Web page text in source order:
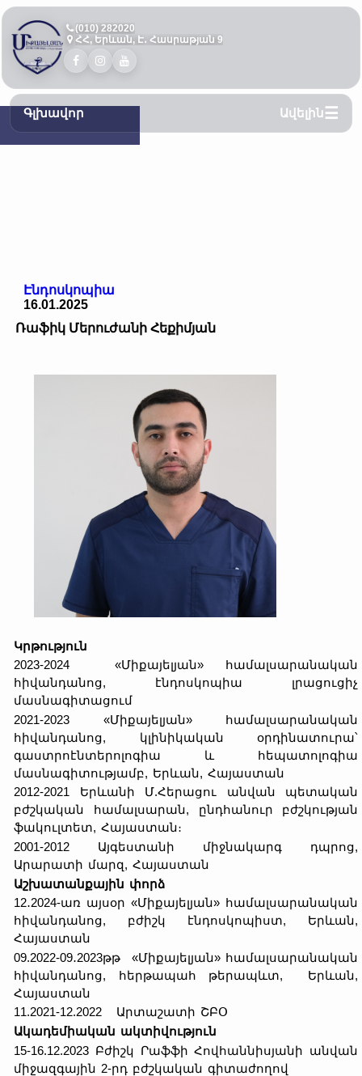
(010) 282020
ՀՀ, Երևան, Է․ Հասրաթյան 9
Գլխավոր Ավելին
Էնդոսկոպիա
16.01.2025
Ռաֆիկ Մերուժանի Հեքիմյան
Կրթություն
2023-2024 «Միքայելյան» համալսարանական
հիվանդանոց, էնդոսկոպիա լրացուցիչ
մասնագիտացում
2021-2023 «Միքայելյան» համալսարանական
հիվանդանոց, կլինիկական օրդինատուրա՝
գաստրոէնտերոլոգիա և հեպատոլոգիա
մասնագիտությամբ, Երևան, Հայաստան
2012-2021 Երևանի Մ.Հերացու անվան պետական
բժշկական համալսարան, ընդհանուր բժշկության
ֆակուլտետ, Հայաստան։
2001-2012 Այգեստանի միջնակարգ դպրոց,
Արարատի մարզ, Հայաստան
Աշխատանքային փորձ
12․2024-առ այսօր «Միքայելյան» համալսարանական
հիվանդանոց, բժիշկ էնդոսկոպիստ, Երևան,
Հայաստան
09.2022-09․2023թթ «Միքայելյան» համալսարանական
հիվանդանոց, հերթապահ թերապևտ, Երևան,
Հայաստան
11.2021-12.2022 Արտաշատի ՇԲՕ
Ակադեմիական ակտիվություն
15-16.12.2023 Բժիշկ Րաֆֆի Հովհաննիսյանի անվան
միջազգային 2-րդ բժշկական գիտաժողով